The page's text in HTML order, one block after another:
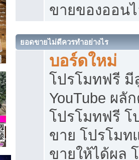
ขายของออน
ยอดขายไม่ดีควรทำอย่างไร
บอร์ดใหม่
โปรโมทฟรี มี
YouTube ผลั
โปรโมทฟรี โ
ขาย โปรโมท
ขายให้ได้ผล